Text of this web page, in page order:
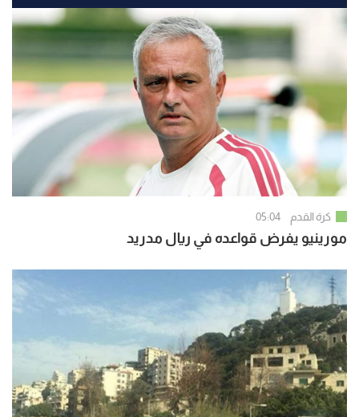
كرة القدم 05:04
مورينيو يفرض قواعده في ريال مدريد